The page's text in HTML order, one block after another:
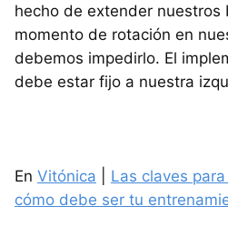
hecho de extender nuestros
momento de rotación en
debemos impedirlo. El
debe estar fijo a nuestra
En Vitónica
Las claves
cómo debe ser tu